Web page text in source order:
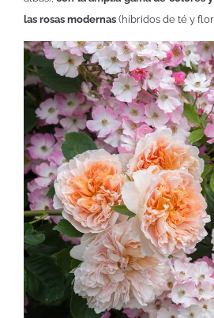
las rosas modernas (híbridos de té y